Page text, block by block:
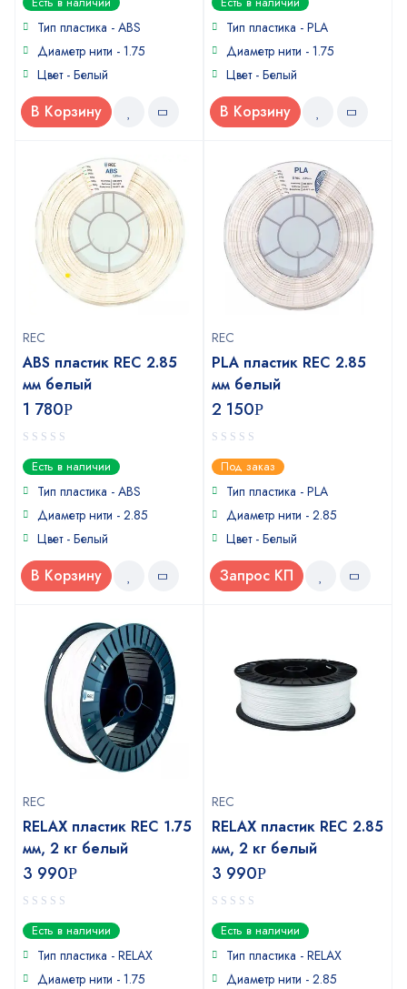
out
of
Тип пластика - ABS
Диаметр нити - 1.75
Цвет - Белый
В Корзину
out
of
Тип пластика - PLA
Диаметр нити - 1.75
Цвет - Белый
В Корзину
REC
ABS пластик REC 2.85
мм белый
1 780Р
0
out
of
Есть в наличии
Тип пластика - ABS
Диаметр нити - 2.85
Цвет - Белый
В Корзину
REC
PLA пластик REC 2.85
мм белый
2 150Р
0
out
of
Под заказ
Тип пластика - PLA
Диаметр нити - 2.85
Цвет - Белый
Запрос КП
REC
RELAX пластик REC 1.75
мм, 2 кг белый
3 990Р
0
out
of
Есть в наличии
Тип пластика - RELAX
Диаметр нити - 1.75
REC
RELAX пластик REC 2.85
мм, 2 кг белый
3 990Р
0
out
of
Есть в наличии
Тип пластика - RELAX
Диаметр нити - 2.85